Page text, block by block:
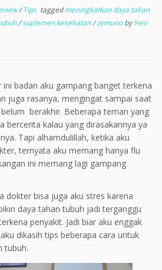
/Tips taggedmeningkatkan daya tahan
/suplemen kesehatan/zymunobyYesi
badan aku gampang banget terkena
juga rasanya, mengingat sampai saat
berakhir. Beberapa teman yang
bercerita kalau yang dirasakannya ya
Tapi alhamdulillah, ketika aku
ternyata aku memang hanya flu
ini memang lagi gampang
dokter bisa juga aku stres karena
daya tahan tubuh jadi terganggu
penyakit. Jadi biar aku enggak
dikasih tips beberapa cara untuk
tubuh.